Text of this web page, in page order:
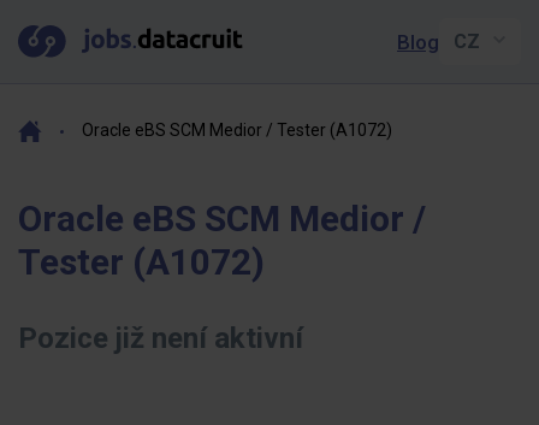
Blog
Oracle eBS SCM Medior / Tester (A1072)
Oracle eBS SCM Medior /
Tester (A1072)
Pozice již není aktivní